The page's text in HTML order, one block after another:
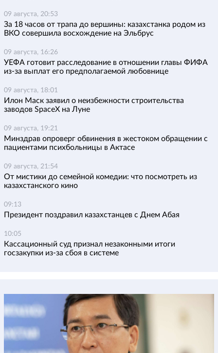
09 августа, 20:53
За 18 часов от трапа до вершины: казахстанка родом из
ВКО совершила восхождение на Эльбрус
09 августа, 16:26
УЕФА готовит расследование в отношении главы ФИФА
из-за выплат его предполагаемой любовнице
09 августа, 18:01
Илон Маск заявил о неизбежности строительства
заводов SpaceX на Луне
09 августа, 19:21
Минздрав опроверг обвинения в жестоком обращении с
пациентами психбольницы в Актасе
09 августа, 21:54
От мистики до семейной комедии: что посмотреть из
казахстанского кино
09:13
Президент поздравил казахстанцев с Днем Абая
10:05
Кассационный суд признал незаконными итоги
госзакупки из-за сбоя в системе